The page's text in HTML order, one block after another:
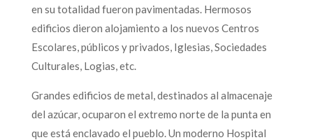
en su totalidad fueron pavimentadas. Hermosos
edificios dieron alojamiento a los nuevos Centros
Escolares, públicos y privados, Iglesias, Sociedades
Culturales, Logias, etc.
Grandes edificios de metal, destinados al almacenaje
del azúcar, ocuparon el extremo norte de la punta en
que está enclavado el pueblo. Un moderno Hospital